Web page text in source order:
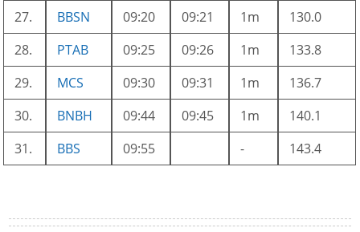
27.
BBSN 09:20 09:21 1m
130.0
28.
PTAB 09:25 09:26 1m
133.8
29.
MCS 09:30 09:31 1m
136.7
30.
BNBH 09:44 09:45 1m
140.1
31.
BBS 09:55 - 143.4